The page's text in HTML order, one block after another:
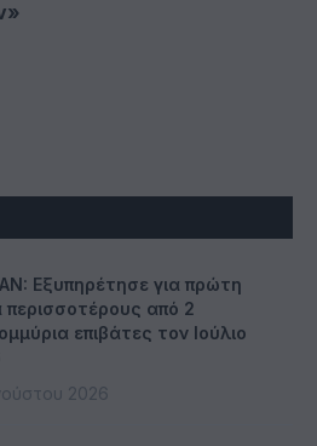
Εξυπηρέτησε για πρώτη
από 2
επιβάτες τον Ιούλιο
2026